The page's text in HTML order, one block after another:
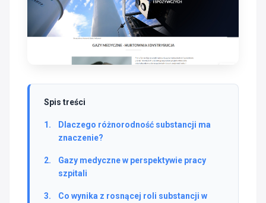
Spis treści
Dlaczego różnorodność substancji ma
znaczenie?
Gazy medyczne w perspektywie pracy
szpitali
Co wynika z rosnącej roli substancji w